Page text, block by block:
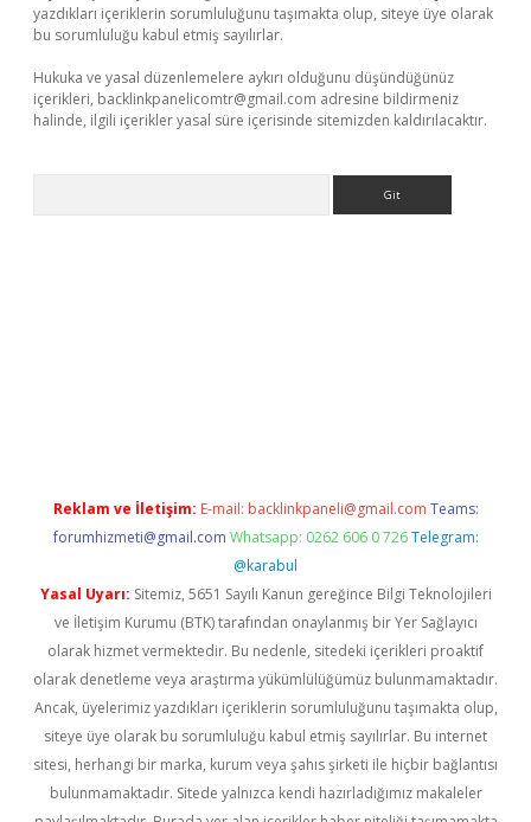
yazdıkları içeriklerin sorumluluğunu taşımakta olup, siteye üye olarak
bu sorumluluğu kabul etmiş sayılırlar.
Hukuka ve yasal düzenlemelere aykırı olduğunu düşündüğünüz
içerikleri, backlinkpanelicomtr@gmail.com adresine bildirmeniz
halinde, ilgili içerikler yasal süre içerisinde sitemizden kaldırılacaktır.
Reklam ve İletişim: E-mail: backlinkpaneli@gmail.com Teams:
forumhizmeti@gmail.com Whatsapp: 0262 606 0 726 Telegram:
@karabul
Yasal Uyarı: Sitemiz, 5651 Sayılı Kanun gereğince Bilgi Teknolojileri
ve İletişim Kurumu (BTK) tarafından onaylanmış bir Yer Sağlayıcı
olarak hizmet vermektedir. Bu nedenle, sitedeki içerikleri proaktif
olarak denetleme veya araştırma yükümlülüğümüz bulunmamaktadır.
Ancak, üyelerimiz yazdıkları içeriklerin sorumluluğunu taşımakta olup,
siteye üye olarak bu sorumluluğu kabul etmiş sayılırlar. Bu internet
sitesi, herhangi bir marka, kurum veya şahıs şirketi ile hiçbir bağlantısı
bulunmamaktadır. Sitede yalnızca kendi hazırladığımız makaleler